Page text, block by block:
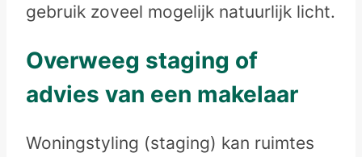
gebruik zoveel mogelijk natuurlijk licht.
Overweeg staging of
advies van een makelaar
Woningstyling (staging) kan ruimtes